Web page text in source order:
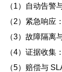
（1）自动告警
（2）紧急响应
（3）故障隔离
（4）证据收集
（5）赔偿与